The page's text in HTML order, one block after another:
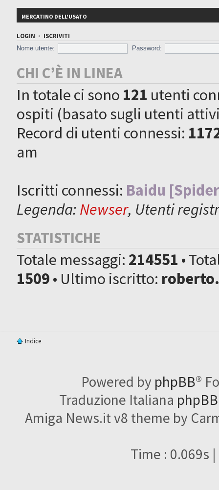
MERCATINO DELL'USATO
LOGIN • ISCRIVITI
Nome utente:
Password:
CHI C’È IN LINEA
In totale ci sono 121 utenti
ospiti (basato sugli utenti
Record di utenti connessi:
am
Iscritti connessi: Baidu
Legenda:Newser, Utenti
STATISTICHE
Totale messaggi: 214551 •
1509• Ultimo iscritto:
Indice
Powered by phpBB®
Traduzione Italiana
Amiga News.it v8 theme by
Time : 0.069s